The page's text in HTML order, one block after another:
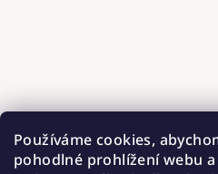
Používáme cookies,
pohodlné prohlížení webu